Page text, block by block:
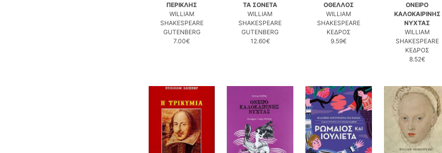
ΠΕΡΙΚΛΗΣ
WILLIAM
SHAKESPEARE
GUTENBERG
7.00€
ΤΑ ΣΟΝΕΤΑ
WILLIAM
SHAKESPEARE
GUTENBERG
12.60€
ΟΘΕΛΛΟΣ
WILLIAM
SHAKESPEARE
ΚΕΔΡΟΣ
9.59€
ΟΝΕΙΡΟ
ΚΑΛΟΚΑΙΡΙΝΗΣ
ΝΥΧΤΑΣ
WILLIAM
SHAKESPEARE
ΚΕΔΡΟΣ
8.52€